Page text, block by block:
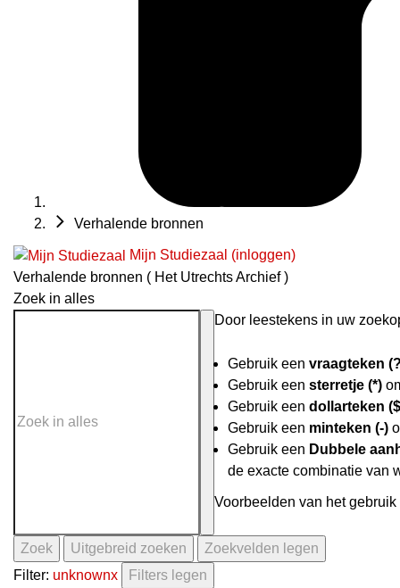
Verhalende bronnen
Mijn Studiezaal (inloggen)
Verhalende bronnen ( Het Utrechts Archief )
Zoek in alles
Door leestekens in uw
Gebruik een vraagteken
Gebruik een sterretje (*)
Gebruik een dollarteken
Gebruik een minteken (-)
Gebruik een Dubbele
de exacte combinatie van
Voorbeelden van het
Zoek Uitgebreid zoeken
Zoekvelden legen
Filter: unknownx
Filters legen